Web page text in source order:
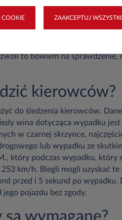
kąt nachylenia kierownicy,
dostęp do danych z czarnej
Dane o zapisach z
permanentnie. To dodatkowe
to bowiem na sprawdzenie,
kierowców?
do śledzenia kierowców.
wina dotycząca wypadku
w czarnej skrzynce,
lub wypadku ze
który podczas wypadku, który
km/h. Biegli mogli uzyskać
przed i 5 sekund po wypadku.
jego pojazdu bez zgody.
wymagane?
COOKIE ZAAKCEPTUJ